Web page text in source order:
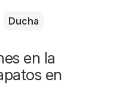
Ducha
en la
en